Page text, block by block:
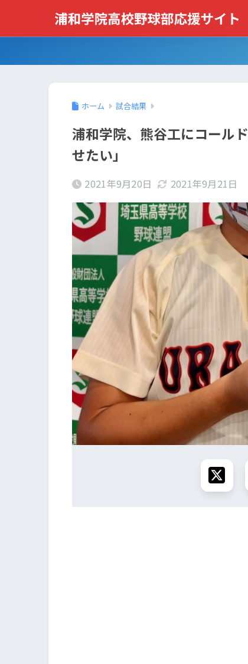
ホーム 試合結果
浦和学院、熊谷工にコール
せたい」
2021年9月20日 2021年9月21日